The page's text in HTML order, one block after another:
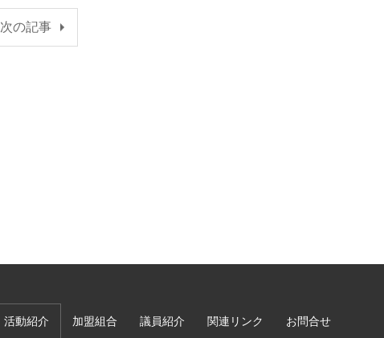
次の記事
活動紹介 加盟組合 議員紹介 関連リンク お問合せ